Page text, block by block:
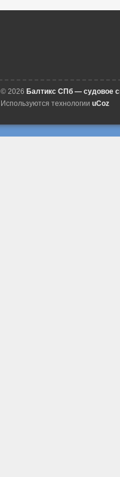
© 2026 Балтикс СПб — судовое
Используются технологии uCoz